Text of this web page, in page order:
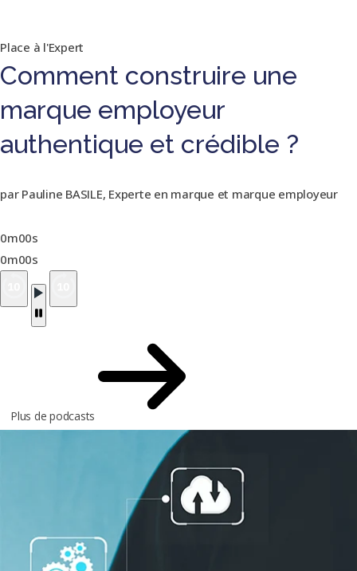
Place à l'Expert
Comment construire une
marque employeur
authentique et crédible ?
par Pauline BASILE, Experte en marque et marque employeur
0m00s
0m00s
Plus de podcasts